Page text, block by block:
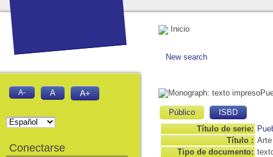
Inicio
New search
Público
ISBD
Título de serie:
Título :
Tipo de documento:
A- A A+
Conectarse